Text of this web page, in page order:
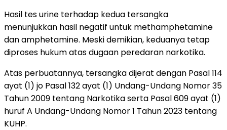
Hasil tes urine terhadap kedua tersangka
menunjukkan hasil negatif untuk methamphetamine
dan amphetamine. Meski demikian, keduanya tetap
diproses hukum atas dugaan peredaran narkotika.
Atas perbuatannya, tersangka dijerat dengan Pasal 114
ayat (1) jo Pasal 132 ayat (1) Undang-Undang Nomor 35
Tahun 2009 tentang Narkotika serta Pasal 609 ayat (1)
huruf A Undang-Undang Nomor 1 Tahun 2023 tentang
KUHP.